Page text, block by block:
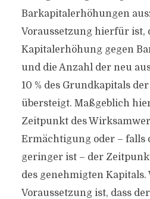
Barkapitalerhöhungen
Voraussetzung hierfür ist,
Kapitalerhöhung gegen
und die Anzahl der neu
10 % des Grundkapitals
übersteigt. Maßgeblich
Zeitpunkt des
Ermächtigung oder – falls
geringer ist – der
des genehmigten Kapitals.
Voraussetzung ist, dass